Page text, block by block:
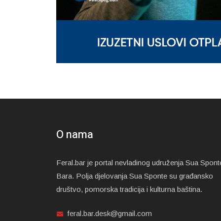
O nama
Feral.bar je portal nevladinog udruženja Sua
Bara. Polja djelovanja Sua Sponte su građansko
društvo, pomorska tradicija i kulturna baština.
feral.bar.desk@gmail.com